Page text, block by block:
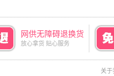
网供无障碍退换货
放心拿货 贴心服务
关于